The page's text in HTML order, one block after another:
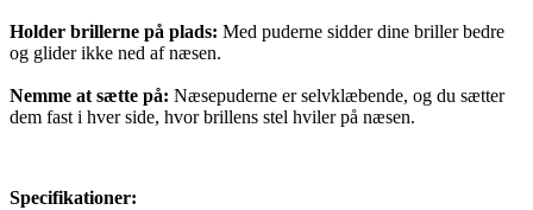
Holder brillerne på plads: Med puderne sidder dine briller bedre
og glider ikke ned af næsen.
Nemme at sætte på: Næsepuderne er selvklæbende, og du sætter
dem fast i hver side, hvor brillens stel hviler på næsen.
Specifikationer: